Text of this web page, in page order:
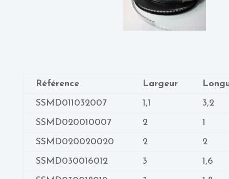
Référence Largeur
SSMD011032007
1,1
3,2
SSMD020010007
2
1
SSMD020020020
2
2
SSMD030016012
3
1,6